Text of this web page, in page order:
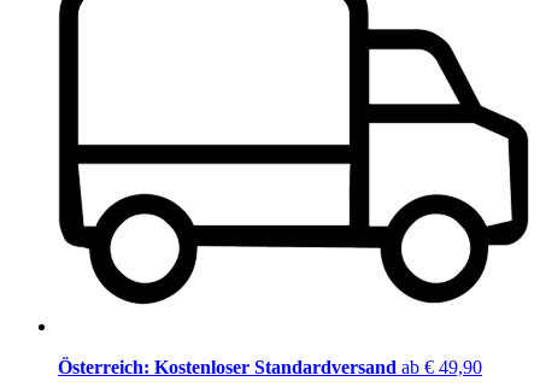
Österreich: Kostenloser Standardversand ab € 49,90